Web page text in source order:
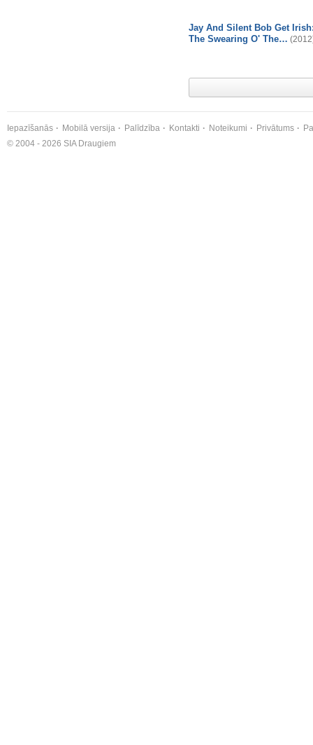
Jay And Silent Bob Get
The Swearing O' The…
Iepazīšanās Mobilā versija Palīdzība Kontakti Noteikumi Privātums
© 2004 - 2026 SIA Draugiem